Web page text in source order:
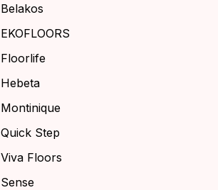
Belakos
EKOFLOORS
Floorlife
Hebeta
Montinique
Quick Step
Viva Floors
Sense